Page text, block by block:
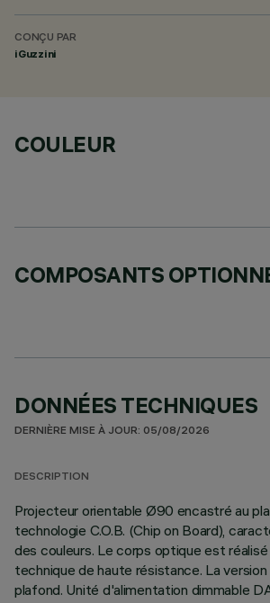
CONÇU PAR
iGuzzini
COULEUR
COMPOSANTS
DONNÉES TECHNIQUES
DERNIÈRE MISE À JOUR: 05/08/2026
DESCRIPTION
Projecteur orientable Ø90 encastré au
technologie C.O.B. (Chip on Board),
des couleurs. Le corps optique est
technique de haute résistance. La
plafond. Unité d'alimentation dimmable